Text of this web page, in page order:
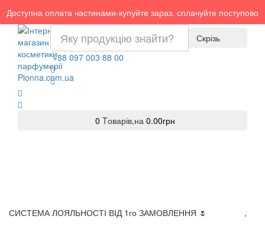
Доступна оплата частинами-купуйте зараз, сплачуйте поступово
Скрізь
+38 097 003 88 00
0 Tоварів,на 0.00грн
СИСТЕМА ЛОЯЛЬНОСТІ ВІД 1го ЗАМОВЛЕННЯ 🌷
,